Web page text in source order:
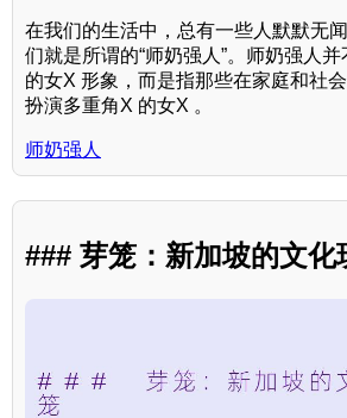
在我们的生活中，总有一些人默默无
们就是所谓的“师奶强人”。师奶强人
的女X 形象，而是指那些在家庭和社
扮演多重角X 的女X 。
师奶强人
### 芽笼：新加坡的文化